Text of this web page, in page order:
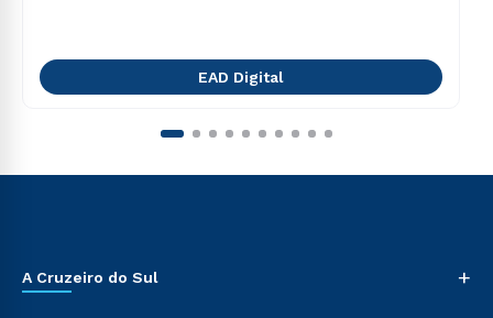
EAD Digital
A Cruzeiro do Sul +